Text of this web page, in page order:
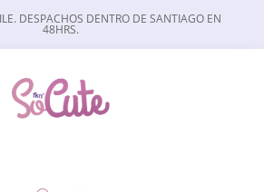
DESPACHOS DENTRO DE SANTIAGO EN
48HRS.